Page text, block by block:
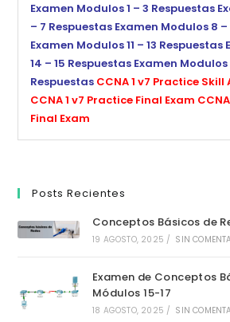
Examen Modulos 1 – 3 Respuestas
– 7 Respuestas Examen Modulos 8 –
Examen Modulos 11 – 13 Respuestas
14 – 15 Respuestas Examen Modulos
Respuestas CCNA 1 v7 Practice Skill
CCNA 1 v7 Practice Final Exam
Final Exam
Posts Recientes
Conceptos Básicos de
19 AGOSTO, 2025 / SIN
Examen de Conceptos
Módulos 15-17
18 AGOSTO, 2025 / SIN